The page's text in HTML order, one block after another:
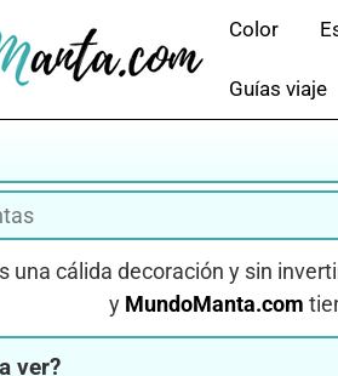
Color
Guías viaje
una cálida decoración y sin
y MundoManta.com
ver?